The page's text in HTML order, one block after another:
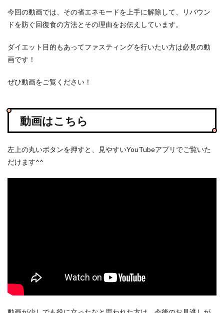
今回の動画では、その省エネモードを上手に解除して、リバウン
ドを防ぐ回復食の方法とその理由をお伝えしています。
ダイエット目的もあってファスティングを行いたい方は必見の動
画です！
ぜひ動画をご覧ください！
動画はこちら
左上の丸いボタンを押すと、見やすいYouTubeアプリでご覧いた
だけます^^